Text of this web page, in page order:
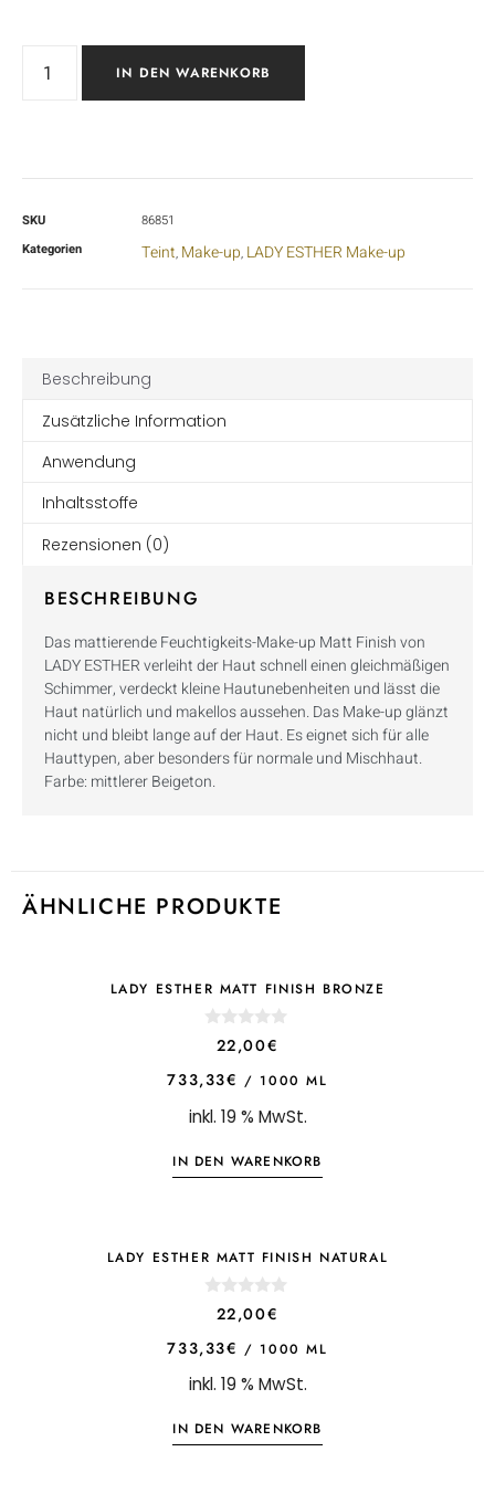
IN DEN WARENKORB
SKU
86851
Kategorien
Teint, Make-up, LADY ESTHER Make-up
Beschreibung
Zusätzliche Information
Anwendung
Inhaltsstoffe
Rezensionen (0)
BESCHREIBUNG
Das mattierende Feuchtigkeits-Make-up Matt Finish von
LADY ESTHER verleiht der Haut schnell einen gleichmäßigen
Schimmer, verdeckt kleine Hautunebenheiten und lässt die
Haut natürlich und makellos aussehen. Das Make-up glänzt
nicht und bleibt lange auf der Haut. Es eignet sich für alle
Hauttypen, aber besonders für normale und Mischhaut.
Farbe: mittlerer Beigeton.
ÄHNLICHE PRODUKTE
LADY ESTHER MATT FINISH BRONZE
t
f
22,00€
733,33€ / 1000 ML
inkl. 19 % MwSt.
IN DEN WARENKORB
LADY ESTHER MATT FINISH NATURAL
t
f
22,00€
733,33€ / 1000 ML
inkl. 19 % MwSt.
IN DEN WARENKORB